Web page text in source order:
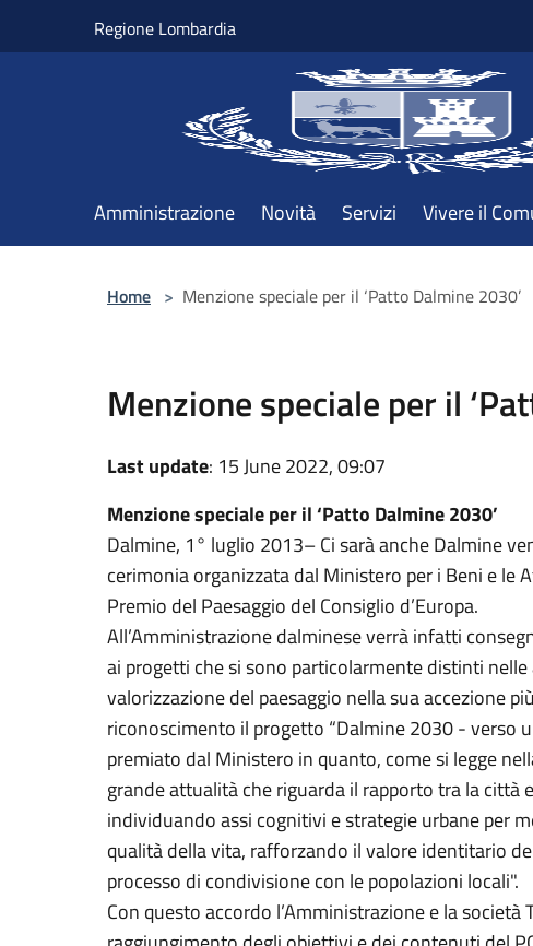
Regione Lombardia
Amministrazione Novità Servizi Vivere il
Home > Menzione speciale per il ‘Patto Dalmine 2030’
Menzione speciale per il
Last update: 15 June 2022, 09:07
Menzione speciale per il ‘Patto Dalmine 2030’
Dalmine, 1° luglio 2013– Ci sarà anche Dalmine
cerimonia organizzata dal Ministero per i Beni e le
Premio del Paesaggio del Consiglio d’Europa.
All’Amministrazione dalminese verrà infatti
ai progetti che si sono particolarmente distinti
valorizzazione del paesaggio nella sua accezione
riconoscimento il progetto “Dalmine 2030 - verso
premiato dal Ministero in quanto, come si legge
grande attualità che riguarda il rapporto tra la città
individuando assi cognitivi e strategie urbane per
qualità della vita, rafforzando il valore identitario
processo di condivisione con le popolazioni locali".
Con questo accordo l’Amministrazione e la società